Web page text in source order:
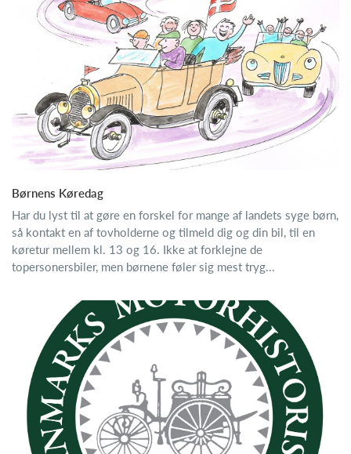
Børnens Køredag
Har du lyst til at gøre en forskel for mange af landets syge børn,
så kontakt en af tovholderne og tilmeld dig og din bil, til en
køretur mellem kl. 13 og 16. Ikke at forklejne de
topersonersbiler, men børnene føler sig mest tryg...